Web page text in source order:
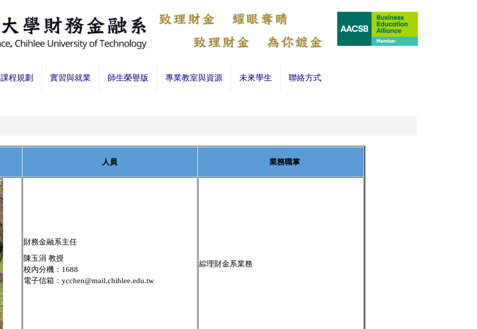
課程規劃 實習與就業 師生榮譽版 專業教室與資源 未來學生 聯絡方式
人員 業務職掌
財務金融系主任
陳玉涓 教授
校內分機：1688
電子信箱：ycchen@mail.chihlee.edu.tw
綜理財金系業務